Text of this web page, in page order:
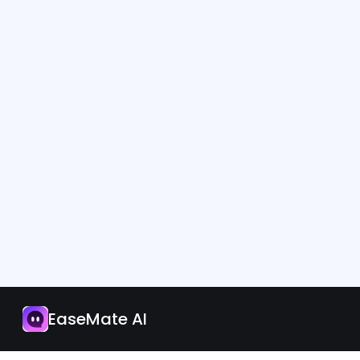
App
Aggiorna ora
EaseMate AI